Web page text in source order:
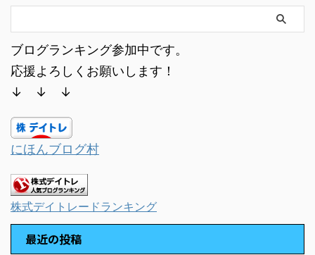
ブログランキング参加中です。
応援よろしくお願いします！
↓ ↓ ↓
にほんブログ村
株式デイトレードランキング
最近の投稿